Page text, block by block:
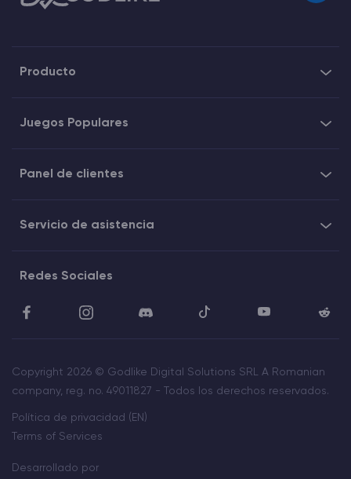
Producto
Juegos Populares
Panel de clientes
Servicio de asistencia
Redes Sociales
Copyright 2026 © Godlike Digital Solutions SRL A Romanian
company, reg. no. 49011827 - Todos los derechos reservados.
Política de privacidad (EN)
Terms of Services
Desarrollado por